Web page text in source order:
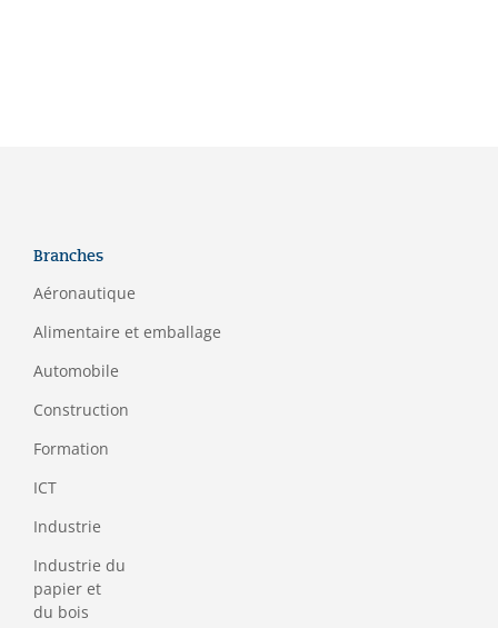
Branches
Aéronautique
Alimentaire et emballage
Automobile
Construction
Formation
ICT
Industrie
Industrie du
papier et
du bois